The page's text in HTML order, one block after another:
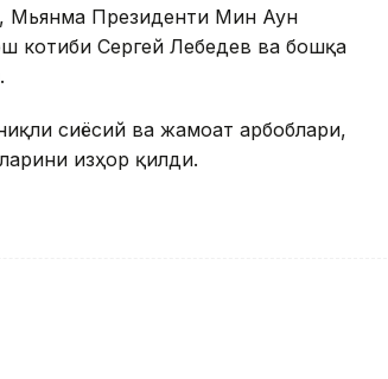
Президенти Мин Аун
котиби Сергей Лебедев ва бошқа
сиёсий ва жамоат арбоблари,
изҳор қилди.